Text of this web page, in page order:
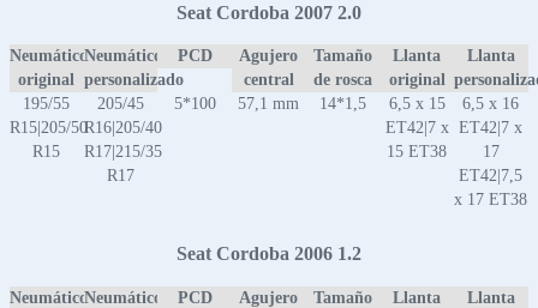
Seat Cordoba 2007 2.0
Neumático
original
Neumático
personalizado
PCD
Agujero
central
Tamaño
de rosca
Llanta
original
Llanta
195/55
R15|205/50
R15
205/45
R16|205/40
R17|215/35
R17
5*100 57,1 mm 14*1,5
6,5 x 15
ET42|7 x
15 ET38
6,5 x 16
ET42|7 x
17
ET42|7,5
x 17 ET38
Seat Cordoba 2006 1.2
NeumáticoNeumático
PCD
Agujero
Tamaño
Llanta
Llanta